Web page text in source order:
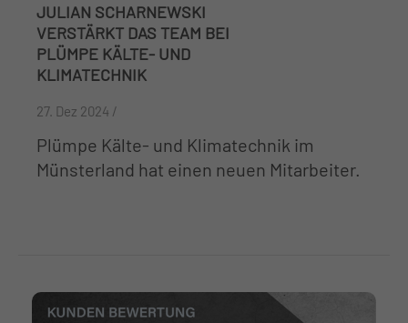
JULIAN SCHARNEWSKI
VERSTÄRKT DAS TEAM BEI
PLÜMPE KÄLTE- UND
KLIMATECHNIK
27. Dez 2024 /
Plümpe Kälte- und Klimatechnik im
Münsterland hat einen neuen Mitarbeiter.